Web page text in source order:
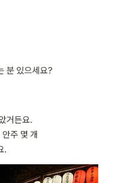
분 있으세요?
거든요.
주 몇 개
.